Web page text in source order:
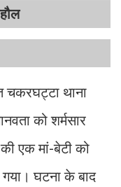
चकरघट्टा थाना
को शर्मसार
एक मां-बेटी को
गया। घटना के बाद